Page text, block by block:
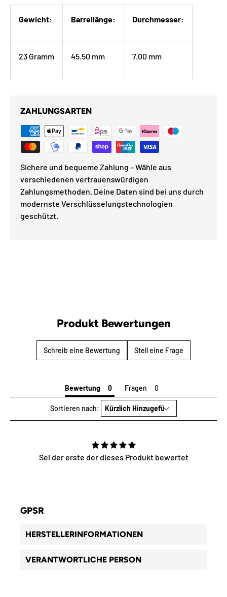
Gewicht: Barrellänge: Durchmesser:
23 Gramm 45.50 mm 7.00 mm
ZAHLUNGSARTEN
Sichere und bequeme Zahlung – Wähle aus
verschiedenen vertrauenswürdigen
Zahlungsmethoden. Deine Daten sind bei uns durch
modernste Verschlüsselungstechnologien
geschützt.
Produkt Bewertungen
Schreib eine Bewertung Stell eine Frage
Bewertung Fragen
Sortieren nach:
Sei der erste der dieses Produkt bewertet
GPSR
HERSTELLERINFORMATIONEN
VERANTWORTLICHE PERSON